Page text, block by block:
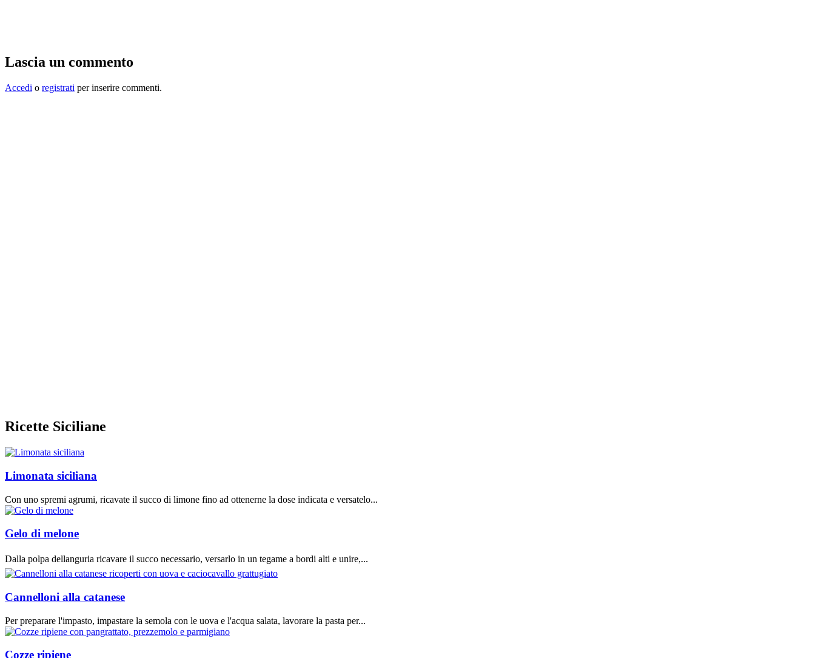
Lascia un commento
Accedi o registrati per inserire commenti.
Ricette Siciliane
Limonata siciliana
Con uno spremi agrumi, ricavate il succo di limone fino ad ottenerne la dose indicata e versatelo...
Gelo di melone
Dalla polpa dellanguria ricavare il succo necessario, versarlo in un tegame a bordi alti e unire,...
Cannelloni alla catanese
Per preparare l'impasto, impastare la semola con le uova e l'acqua salata, lavorare la pasta per...
Cozze ripiene